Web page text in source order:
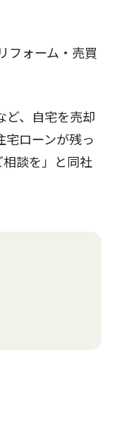
フォーム・売買
ど、自宅を売却
宅ローンが残っ
談を」と同社